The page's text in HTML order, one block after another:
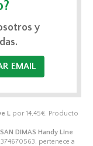
L por 14,45€ . Producto
SAN DIMAS Handy Line
pertenece a
y
EMAIL